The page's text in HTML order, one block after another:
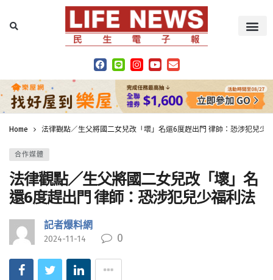
Home 法律觀點／生父將國二女兒改「壞」名還6度趕出門 律師：恐涉犯兒少
合作媒體
法律觀點／生父將國二女兒改「壞」名
還6度趕出門 律師：恐涉犯兒少福利法
記者爆料網
2024-11-14 0